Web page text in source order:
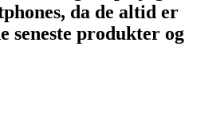
da de altid er
seneste produkter og